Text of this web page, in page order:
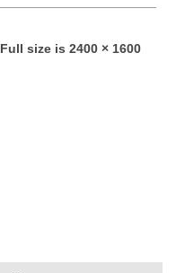
Full size is2400 × 1600